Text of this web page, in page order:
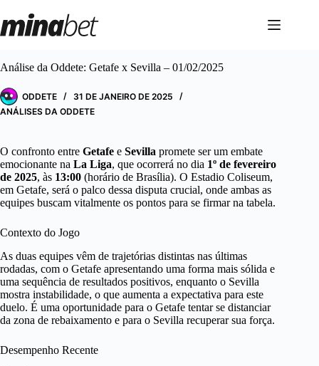
para
o
Análise da Oddete: Getafe x Sevilla – 01/02/2025
ODDETE
31 DE JANEIRO DE 2025
ANÁLISES DA ODDETE
O confronto entre Getafe e Sevilla promete ser um embate
emocionante na La Liga, que ocorrerá no dia 1º de fevereiro
de 2025, às 13:00 (horário de Brasília). O Estadio Coliseum,
em Getafe, será o palco dessa disputa crucial, onde ambas as
equipes buscam vitalmente os pontos para se firmar na tabela.
Contexto do Jogo
As duas equipes vêm de trajetórias distintas nas últimas
rodadas, com o Getafe apresentando uma forma mais sólida e
uma sequência de resultados positivos, enquanto o Sevilla
mostra instabilidade, o que aumenta a expectativa para este
duelo. É uma oportunidade para o Getafe tentar se distanciar
da zona de rebaixamento e para o Sevilla recuperar sua força.
Desempenho Recente